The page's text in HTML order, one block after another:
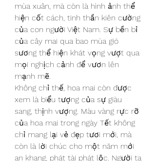
mùa xuân, mà còn là hình ảnh thể
hiện cốt cách, tinh thần kiên cường
của con người Việt Nam. Sự bền bỉ
của cây mai qua bao mùa gió
sương thể hiện khát vọng vượt qua
mọi nghịch cảnh để vươn lên
mạnh mẽ.
Không chỉ thế, hoa mai còn được
xem là biểu tượng của sự giàu
sang, thịnh vượng. Màu vàng rực rỡ
của hoa mai trong ngày Tết không
chỉ mang lại vẻ đẹp tươi mới, mà
còn là lời chúc cho một năm mới
an khang, phát tài phát lộc. Người ta